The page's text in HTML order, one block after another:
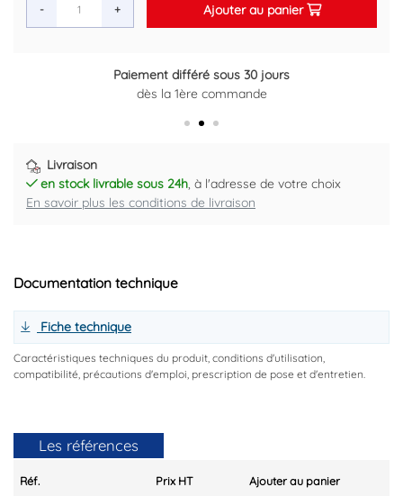
- + Ajouter au panier
Paiement différé sous 30 jours
dès la 1ère commande
Retour gratuit sous 14 jours
Plus d'informations ici
Livraison
en stock livrable sous 24h, à l'adresse de votre choix
En savoir plus les conditions de livraison
Documentation technique
Fiche technique
Caractéristiques techniques du produit, conditions d'utilisation,
compatibilité, précautions d'emploi, prescription de pose et d'entretien.
Les références
Réf. Prix HT Ajouter au panier